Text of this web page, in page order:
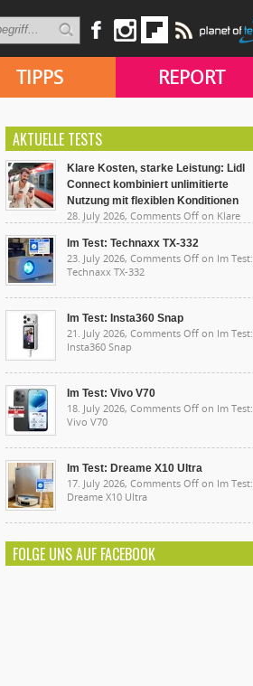
TIPPS REPORT
AKTUELLE TESTS
Klare Kosten, starke Leistung: Lidl
Connect kombiniert unlimitierte
Nutzung mit flexiblen Konditionen
28. July 2026, Comments Off on Klare
unlimitierte Nutzung mit flexiblen Konditionen
Im Test: Technaxx TX-332
23. July 2026, Comments Off on Im Test:
Technaxx TX-332
Im Test: Insta360 Snap
21. July 2026, Comments Off on Im Test:
Insta360 Snap
Im Test: Vivo V70
18. July 2026, Comments Off on Im Test:
Vivo V70
Im Test: Dreame X10 Ultra
17. July 2026, Comments Off on Im Test:
Dreame X10 Ultra
FOLGE UNS AUF FACEBOOK